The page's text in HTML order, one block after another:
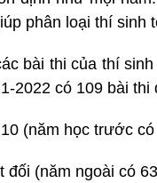
phân loại thí sinh
bài thi của thí
2022 có 109 bài thi
(năm học trước
đối (năm ngoài có